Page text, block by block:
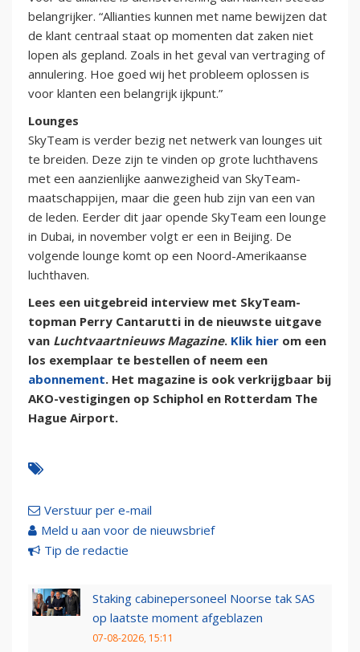
belangrijker. “Allianties kunnen met name bewijzen dat
de klant centraal staat op momenten dat zaken niet
lopen als gepland. Zoals in het geval van vertraging of
annulering. Hoe goed wij het probleem oplossen is
voor klanten een belangrijk ijkpunt.”
Lounges
SkyTeam is verder bezig net netwerk van lounges uit
te breiden. Deze zijn te vinden op grote luchthavens
met een aanzienlijke aanwezigheid van SkyTeam-
maatschappijen, maar die geen hub zijn van een van
de leden. Eerder dit jaar opende SkyTeam een lounge
in Dubai, in november volgt er een in Beijing. De
volgende lounge komt op een Noord-Amerikaanse
luchthaven.
Lees een uitgebreid interview met SkyTeam-
topman Perry Cantarutti in de nieuwste uitgave
van Luchtvaartnieuws Magazine. Klik hier om een
los exemplaar te bestellen of neem een
abonnement. Het magazine is ook verkrijgbaar bij
AKO-vestigingen op Schiphol en Rotterdam The
Hague Airport.
Verstuur per e-mail
Meld u aan voor de nieuwsbrief
Tip de redactie
Staking cabinepersoneel Noorse tak SAS
op laatste moment afgeblazen
07-08-2026, 15:11